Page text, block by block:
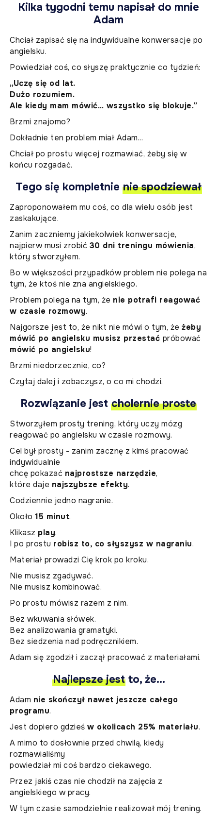
Kilka tygodni temu napisał do mnie
Adam
Chciał zapisać się na indywidualne konwersacje po
angielsku.
Powiedział coś, co słyszę praktycznie co tydzień:
„Uczę się od lat.
Dużo rozumiem.
Ale kiedy mam mówić… wszystko się blokuje.”
Brzmi znajomo?
Dokładnie ten problem miał Adam...
Chciał po prostu więcej rozmawiać, żeby się w
końcu rozgadać.
Tego się kompletnie nie spodziewał
Zaproponowałem mu coś, co dla wielu osób jest
zaskakujące.
Zanim zaczniemy jakiekolwiek konwersacje,
najpierw musi zrobić 30 dni treningu mówienia,
który stworzyłem.
Bo w większości przypadków problem nie polega na
tym, że ktoś nie zna angielskiego.
Problem polega na tym, że nie potrafi reagować
w czasie rozmowy.
Najgorsze jest to, że nikt nie mówi o tym, że żeby
mówić po angielsku musisz przestać próbować
mówić po angielsku!
Brzmi niedorzecznie, co?
Czytaj dalej i zobaczysz, o co mi chodzi.
Rozwiązanie jest cholernie proste
Stworzyłem prosty trening, który uczy mózg
reagować po angielsku w czasie rozmowy.
Cel był prosty - zanim zacznę z kimś pracować
indywidualnie
chcę pokazać najprostsze narzędzie,
które daje najszybsze efekty.
Codziennie jedno nagranie.
Około 15 minut.
Klikasz play.
I po prostu robisz to, co słyszysz w nagraniu.
Materiał prowadzi Cię krok po kroku.
Nie musisz zgadywać.
Nie musisz kombinować.
Po prostu mówisz razem z nim.
Bez wkuwania słówek.
Bez analizowania gramatyki.
Bez siedzenia nad podręcznikiem.
Adam się zgodził i zaczął pracować z materiałami.
Najlepsze jestto, że...
Adam nie skończył nawet jeszcze całego
programu.
Jest dopiero gdzieś w okolicach 25% materiału.
A mimo to dosłownie przed chwilą, kiedy
rozmawialiśmy
powiedział mi coś bardzo ciekawego.
Przez jakiś czas nie chodził na zajęcia z
angielskiego w pracy.
W tym czasie samodzielnie realizował mój trening.